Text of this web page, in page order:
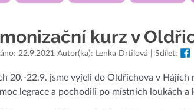
kurz v
22.9.2021 Autor(ka): Lenka Drtilová | Sdílet:
20.-22.9. jsme vyjeli do Oldřichova v
legrace a pochodili po místních loukách a